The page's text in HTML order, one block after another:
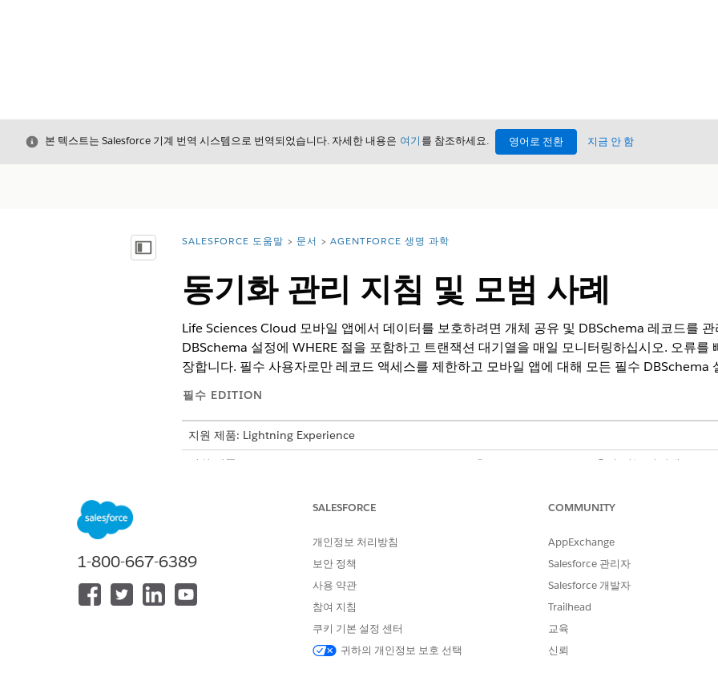
닫기본 텍스트는 Salesforce 기계 번역 시스템으로 번역되었습니다. 자세한 내용은 여기 를 참조하세요. 영어로 전환 지금 안 함
목차 표시 위치:
SALESFORCE 도움말 문서 AGENTFORCE 생명 과학
동기화 관리 지침 및 모범 사례
Life Sciences Cloud 모바일 앱에서 데이터를 보호하려면 개체 공유 및 DBSchema 레코드를
DBSchema 설정에 WHERE 절을 포함하고 트랜잭션 대기열을 매일 모니터링하십시오. 오류를
장합니다. 필수 사용자로만 레코드 액세스를 제한하고 모바일 앱에 대해 모든 필수 DBSchema
필수 EDITION
지원 제품: Lightning Experience
지원 제품: Life Sciences Cloud, Customer Engagement용 Life Sciences Cloud 추가 기능 라이센스,
Life Sciences Cloud 모바일 앱에 데이터를 다운로드하도록 미리 구성된 몇 가지 개체가 포함
고 접두사: DbSchema_. 이러한 설정은 모바일 타일 아래의 관리자 콘솔 및 왼쪽 탐색의 개체
수 있습니다. 특정 개체에 대한 데이터를 전송할 필요가 없는 경우 관련 DBSchema 레코드에서
데이터 보안을 강화하려면 모바일 장치에서 Salesforce에 정기적으로 동기화되는 개체에 대한
1-800-667-6389
SALESFORCE
개인정보 처리방침
보안 정책
사용 약관
참여 지침
쿠키 기본 설정 센터
귀하의 개인정보 보호 선택
COMMUNITY
AppExchange
Salesforce 관리자
Salesforce 개발자
Trailhead
교육
신뢰